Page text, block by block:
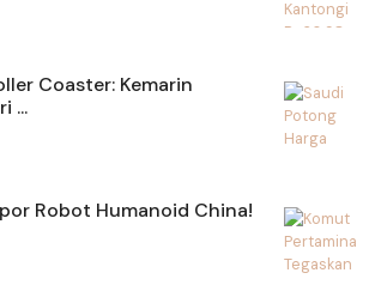
Coaster: Kemarin
...
Robot Humanoid China!